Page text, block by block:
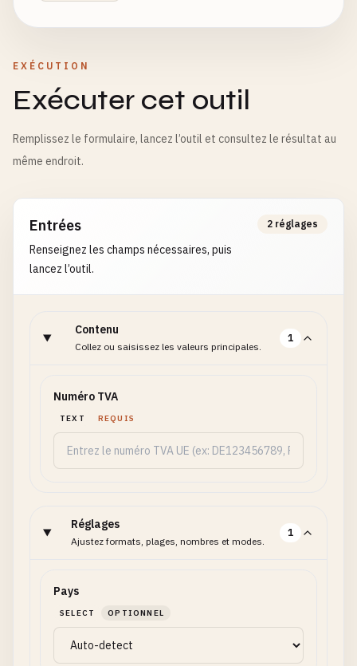
EXÉCUTION
Exécuter cet outil
Remplissez le formulaire, lancez l’outil et consultez le résultat au
même endroit.
Entrées
Renseignez les champs nécessaires, puis
lancez l’outil.
2 réglages
Contenu
Collez ou saisissez les valeurs principales.
1
Numéro TVA
TEXT REQUIS
Réglages
Ajustez formats, plages, nombres et modes.
1
Pays
SELECT OPTIONNEL